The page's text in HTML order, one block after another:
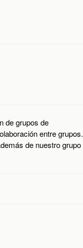
de grupos de
entre grupos.
de nuestro grupo